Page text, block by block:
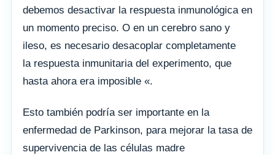
debemos desactivar la respuesta inmunológica en
un momento preciso. O en un cerebro sano y
ileso, es necesario desacoplar completamente
la respuesta inmunitaria del experimento, que
hasta ahora era imposible «.
Esto también podría ser importante en la
enfermedad de Parkinson, para mejorar la tasa de
supervivencia de las células madre